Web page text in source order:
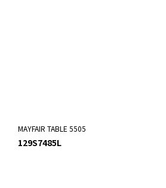
MAYFAIR TABLE 5505
129S7485L